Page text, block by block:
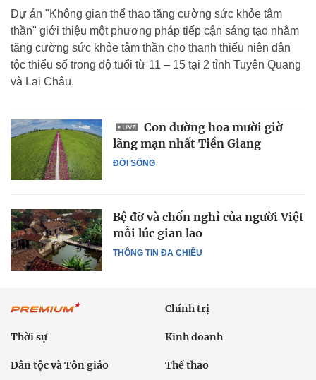
Dự án "Không gian thể thao tăng cường sức khỏe tâm
thần" giới thiệu một phương pháp tiếp cận sáng tạo nhằm
tăng cường sức khỏe tâm thần cho thanh thiếu niên dân
tộc thiểu số trong độ tuổi từ 11 – 15 tại 2 tỉnh Tuyên Quang
và Lai Châu.
ĐỜI SỐNG
Con đường hoa mười giờ
lãng mạn nhất Tiền Giang
THÔNG TIN ĐA CHIỀU
Bệ đỡ và chốn nghỉ của người Việt
mỗi lúc gian lao
Chính trị
Thời sự Kinh doanh
Dân tộc và Tôn giáo Thể thao